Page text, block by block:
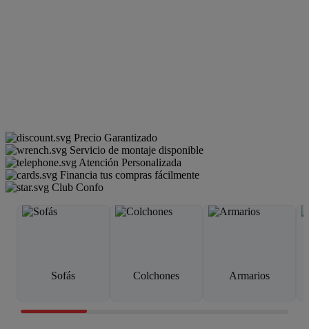
Precio Garantizado
Servicio de montaje disponible
Atención Personalizada
Financia tus compras fácilmente
Club Confo
Sofás Colchones Armarios